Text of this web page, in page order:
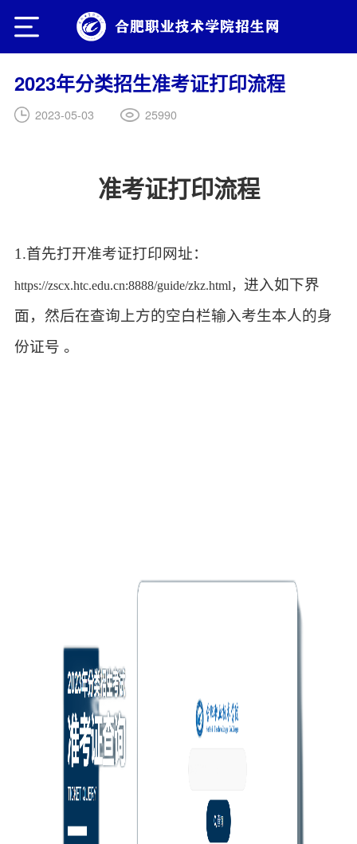
2023年分类招生准考证打印流程
2023-05-03 25990
准考证打印流程
1.首先打开准考证打印网址：
https://zscx.htc.edu.cn:8888/guide/zkz.html， 进入如下界
面，然后在查询上方的空白栏输入考生本人的身
份证号 。